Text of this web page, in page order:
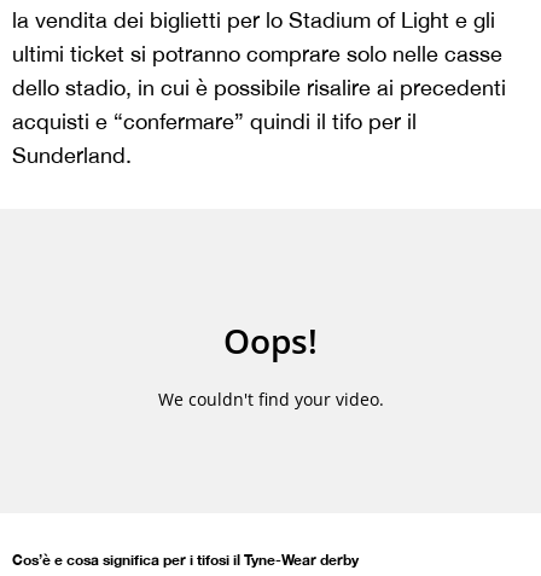
la vendita dei biglietti per lo Stadium of Light e gli
ultimi ticket si potranno comprare solo nelle casse
dello stadio, in cui è possibile risalire ai precedenti
acquisti e “confermare” quindi il tifo per il
Sunderland.
Cos’è e cosa significa per i tifosi il Tyne-Wear derby